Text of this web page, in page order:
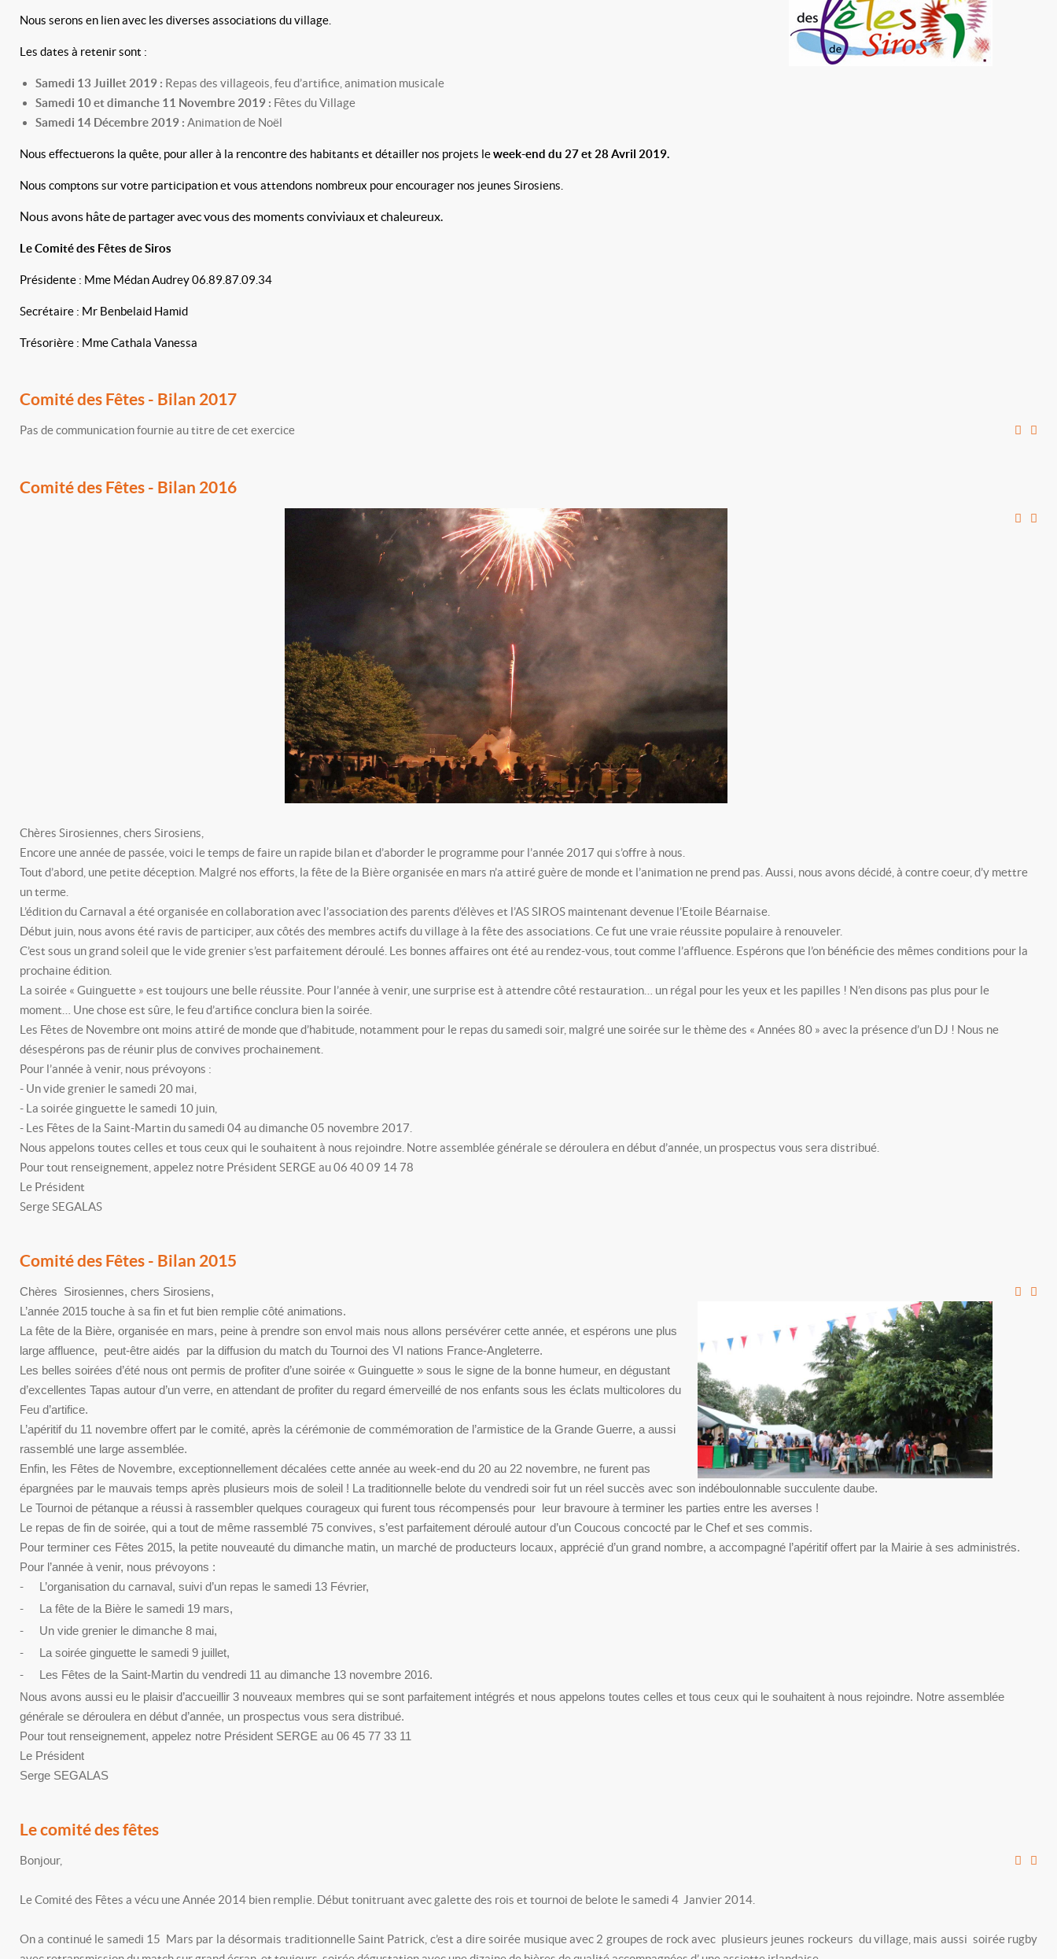
Nous serons en lien avec les diverses associations du village.
Les dates à retenir sont :
Samedi 13 Juillet 2019 : Repas des villageois, feu d’artifice, animation musicale
Samedi 10 et dimanche 11 Novembre 2019 : Fêtes du Village
Samedi 14 Décembre 2019 : Animation de Noël
Nous effectuerons la quête, pour aller à la rencontre des habitants et détailler nos projets leweek-end du 27 et 28 Avril 2019.
Nous comptons sur votre participation et vous attendons nombreux pour encourager nos jeunes Sirosiens.
Nous avons hâte de partager avec vous des moments conviviaux et chaleureux.
Le Comité des Fêtes de Siros
Présidente : Mme Médan Audrey 06.89.87.09.34
Secrétaire : Mr Benbelaid Hamid
Trésorière : Mme Cathala Vanessa
Comité des Fêtes - Bilan 2017
Pas de communication fournie au titre de cet exercice
Comité des Fêtes - Bilan 2016
Chères Sirosiennes, chers Sirosiens,
Encore une année de passée, voici le temps de faire un rapide bilan et d’aborder le programme pour l’année 2017 qui s’offre à nous.
Tout d’abord, une petite déception. Malgré nos efforts, la fête de la Bière organisée en mars n’a attiré guère de monde et l’animation ne prend pas. Aussi, nous avons décidé, à contre coeur, d’y mettre
un terme.
L’édition du Carnaval a été organisée en collaboration avec l’association des parents d’élèves et l’AS SIROS maintenant devenue l’Etoile Béarnaise.
Début juin, nous avons été ravis de participer, aux côtés des membres actifs du village à la fête des associations. Ce fut une vraie réussite populaire à renouveler.
C’est sous un grand soleil que le vide grenier s’est parfaitement déroulé. Les bonnes affaires ont été au rendez-vous, tout comme l’affluence. Espérons que l’on bénéficie des mêmes conditions pour la
prochaine édition.
La soirée « Guinguette » est toujours une belle réussite. Pour l’année à venir, une surprise est à attendre côté restauration… un régal pour les yeux et les papilles ! N’en disons pas plus pour le
moment… Une chose est sûre, le feu d’artifice conclura bien la soirée.
Les Fêtes de Novembre ont moins attiré de monde que d’habitude, notamment pour le repas du samedi soir, malgré une soirée sur le thème des « Années 80 » avec la présence d’un DJ ! Nous ne
désespérons pas de réunir plus de convives prochainement.
Pour l’année à venir, nous prévoyons :
- Un vide grenier le samedi 20 mai,
- La soirée ginguette le samedi 10 juin,
- Les Fêtes de la Saint-Martin du samedi 04 au dimanche 05 novembre 2017.
Nous appelons toutes celles et tous ceux qui le souhaitent à nous rejoindre. Notre assemblée générale se déroulera en début d’année, un prospectus vous sera distribué.
Pour tout renseignement, appelez notre Président SERGE au 06 40 09 14 78
Le Président
Serge SEGALAS
Comité des Fêtes - Bilan 2015
Chères Sirosiennes, chers Sirosiens,
L’année 2015 touche à sa fin et fut bien remplie côté animations.
La fête de la Bière, organisée en mars, peine à prendre son envol mais nous allons persévérer cette année, et espérons une plus
large affluence, peut-être aidés par la diffusion du match du Tournoi des VI nations France-Angleterre.
Les belles soirées d’été nous ont permis de profiter d’une soirée « Guinguette » sous le signe de la bonne humeur, en dégustant
d’excellentes Tapas autour d’un verre, en attendant de profiter du regard émerveillé de nos enfants sous les éclats multicolores du
Feu d’artifice.
L’apéritif du 11 novembre offert par le comité, après la cérémonie de commémoration de l’armistice de la Grande Guerre, a aussi
rassemblé une large assemblée.
Enfin, les Fêtes de Novembre, exceptionnellement décalées cette année au week-end du 20 au 22 novembre, ne furent pas
épargnées par le mauvais temps après plusieurs mois de soleil ! La traditionnelle belote du vendredi soir fut un réel succès avec son indéboulonnable succulente daube.
Le Tournoi de pétanque a réussi à rassembler quelques courageux qui furent tous récompensés pour leur bravoure à terminer les parties entre les averses !
Le repas de fin de soirée, qui a tout de même rassemblé 75 convives, s’est parfaitement déroulé autour d’un Coucous concocté par le Chef et ses commis.
Pour terminer ces Fêtes 2015, la petite nouveauté du dimanche matin, un marché de producteurs locaux, apprécié d’un grand nombre, a accompagné l’apéritif offert par la Mairie à ses administrés.
Pour l’année à venir, nous prévoyons :
-
L’organisation du carnaval, suivi d’un repas le samedi 13 Février,
-
La fête de la Bière le samedi 19 mars,
-
Un vide grenier le dimanche 8 mai,
-
La soirée ginguette le samedi 9 juillet,
-
Les Fêtes de la Saint-Martin du vendredi 11 au dimanche 13 novembre 2016.
Nous avons aussi eu le plaisir d’accueillir 3 nouveaux membres qui se sont parfaitement intégrés et nous appelons toutes celles et tous ceux qui le souhaitent à nous rejoindre. Notre assemblée
générale se déroulera en début d’année, un prospectus vous sera distribué.
Pour tout renseignement, appelez notre Président SERGE au 06 45 77 33 11
Le Président
Serge SEGALAS
Le comité des fêtes
Bonjour,
Le Comité des Fêtes a vécu une Année 2014 bien remplie. Début tonitruant avec galette des rois et tournoi de belote le samedi 4 Janvier 2014.
On a continué le samedi 15 Mars par la désormais traditionnelle Saint Patrick, c’est a dire soirée musique avec 2 groupes de rock avec plusieurs jeunes rockeurs du village, mais aussi soirée rugby